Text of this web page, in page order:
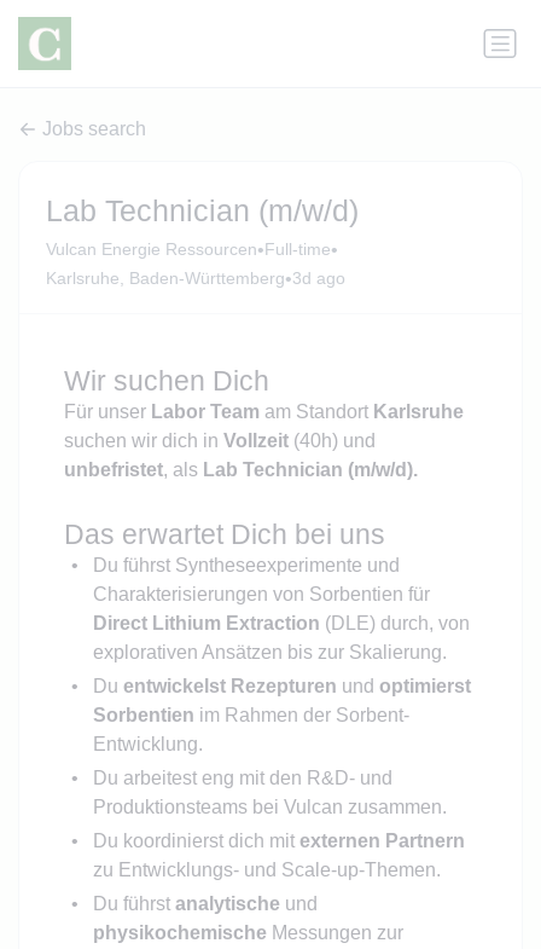
Jobs search
Lab Technician (m/w/d)
Vulcan Energie Ressourcen•Full-time•
Karlsruhe, Baden-Württemberg•3d ago
Wir suchen Dich
Für unser Labor Team am StandortKarlsruhe
suchen wir dich in Voll zeit(40h) und
unbefristet, als Lab Technician (m/w/d).
Das erwartet Dich bei uns
Du führst Syntheseexperimente und
Charakterisierungen von Sorbentien für
Direct Lithium Extraction (DLE) durch, von
explorativen Ansätzen bis zur Skalierung.
Du entwickelst Rezepturen und optimierst
Sorbentien im Rahmen der Sorbent-
Entwicklung.
Du arbeitest eng mit den R&D- und
Produktionsteams bei Vulcan zusammen.
Du koordinierst dich mit externen Partnern
zu Entwicklungs- und Scale-up-Themen.
Du führst analytische und
physikochemische Messungen zur